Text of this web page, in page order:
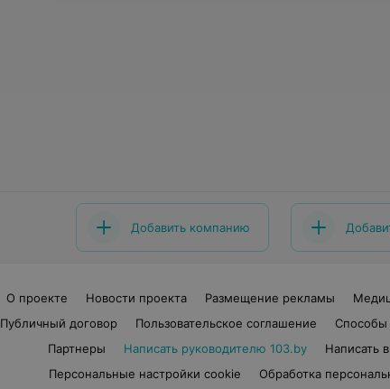
Добавить компанию
О проекте Новости проекта Размещение рекламы
Публичный договор
Пользовательское соглашение Способы
Партнеры
Написать руководителю 103.by
Написать
Персональные настройки cookie
Обработка